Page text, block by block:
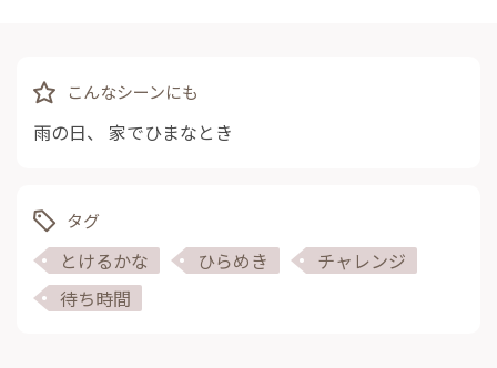
こんなシーンにも
雨の日、 家でひまなとき
タグ
とけるかな ひらめき
チャレンジ
待ち時間